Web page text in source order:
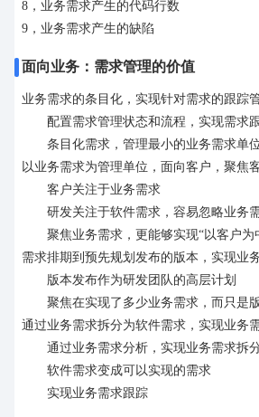
8，业务需求产生的代码行数
9，业务需求产生的缺陷
面向业务：需求管理的价值
业务需求的条目化，实现针对需求的跟踪
配置需求管理状态和流程，实现需求
条目化需求，管理最小的业务需求单
以业务需求为管理单位，面向客户，聚焦
客户关注于业务需求
研发关注于软件需求，容易忽略业务
聚焦业务需求，更能够实现“以客户为
需求排期到预先规划发布的版本，实现业
版本发布作为研发团队的高层计划
聚焦在实现了多少业务需求，而只是
通过业务需求拆分为软件需求，实现业务
通过业务需求分析，实现业务需求拆
软件需求变成可以实现的需求
实现业务需求跟踪